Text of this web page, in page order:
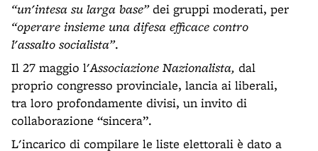
“un'intesa su larga base”dei gruppi moderati, per
“operare insieme una difesa efficace contro
l'assalto socialista”.
Il 27 maggio l'Associazione Nazionalista, dal
proprio congresso provinciale, lancia ai liberali,
tra loro profondamente divisi, un invito di
collaborazione “sincera”.
L'incarico di compilare le liste elettorali è dato a